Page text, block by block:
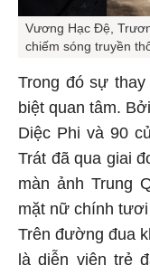
Vương Hạc Đệ,
chiếm sóng truyền
Trong đó sự
biệt quan tâm.
Diệc Phi và 90
Trát đã qua giai
màn ảnh Trung
mặt nữ chính
Trên đường đua
là diễn viên trẻ